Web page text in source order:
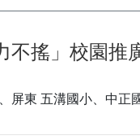
不搖」校園推
屏東 五溝國小、中